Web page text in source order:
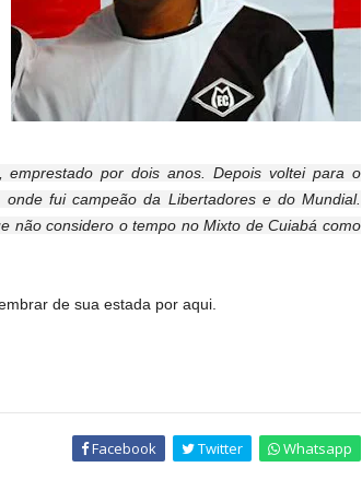
por dois anos. Depois voltei para o
fui campeão da Libertadores e do Mundial.
não considero o tempo no Mixto de Cuiabá como
de sua estada por aqui.
Facebook Twitter Whatsapp